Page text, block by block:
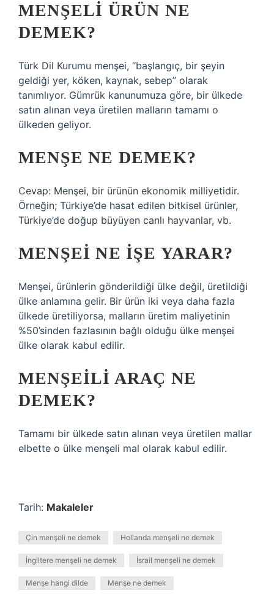
MENŞELI ÜRÜN NE
DEMEK?
Türk Dil Kurumu menşei, “başlangıç, bir şeyin
geldiği yer, köken, kaynak, sebep” olarak
tanımlıyor. Gümrük kanunumuza göre, bir ülkede
satın alınan veya üretilen malların tamamı o
ülkeden geliyor.
MENŞE NE DEMEK?
Cevap: Menşei, bir ürünün ekonomik milliyetidir.
Örneğin; Türkiye’de hasat edilen bitkisel ürünler,
Türkiye’de doğup büyüyen canlı hayvanlar, vb.
MENŞEI NE IŞE YARAR?
Menşei, ürünlerin gönderildiği ülke değil, üretildiği
ülke anlamına gelir. Bir ürün iki veya daha fazla
ülkede üretiliyorsa, malların üretim maliyetinin
%50’sinden fazlasının bağlı olduğu ülke menşei
ülke olarak kabul edilir.
MENŞEILI ARAÇ NE
DEMEK?
Tamamı bir ülkede satın alınan veya üretilen mallar
elbette o ülke menşeli mal olarak kabul edilir.
Tarih: Makaleler
Çin menşeli ne demek Hollanda menşeli ne demek
İngiltere menşeli ne demek İsrail menşeli ne demek
Menşe hangi dilde Menşe ne demek